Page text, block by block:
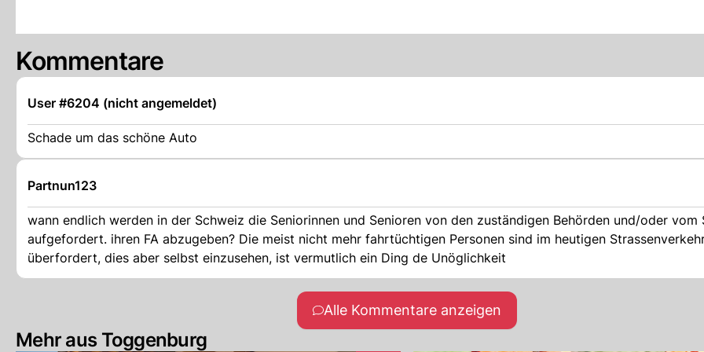
Kommentare
User #6204 (nicht angemeldet)
Schade um das schöne Auto
Partnun123
wann endlich werden in der Schweiz die Seniorinnen und Senioren von den zuständigen Behörden und/oder vom StV, dazu
aufgefordert. ihren FA abzugeben? Die meist nicht mehr fahrtüchtigen Personen sind im heutigen
überfordert, dies aber selbst einzusehen, ist vermutlich ein Ding de Unöglichkeit
Alle Kommentare anzeigen
Mehr aus Toggenburg